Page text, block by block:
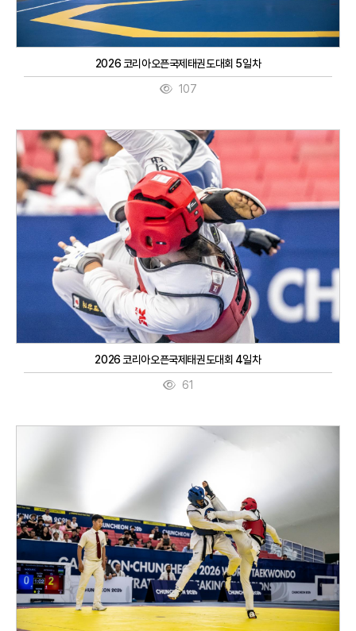
2026 코리아오픈국제태권도대회 5일차
107
2026 코리아오픈국제태권도대회 4일차
61